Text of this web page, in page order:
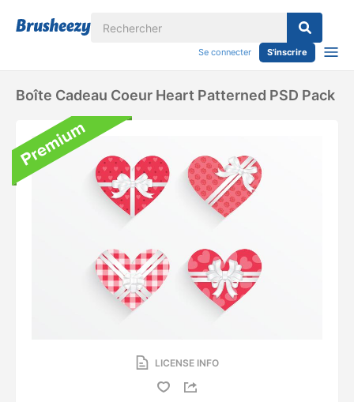
Se connecter S'inscrire
Boîte Cadeau Coeur Heart Patterned PSD Pack
LICENSE INFO